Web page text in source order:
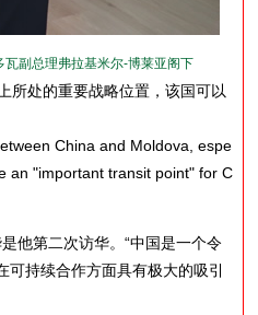
副总理弗拉基米尔-博莱亚阁下
所处的重要战略位置，该国可以
China and Moldova, espe
an "important transit point" for C
他第二次访华。“中国是一个令
持续合作方面具有极大的吸引